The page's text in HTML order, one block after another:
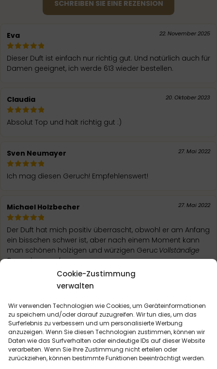
Cookie-Zustimmung
verwalten
Wir verwenden Technologien wie Cookies, um Geräteinformationen
zu speichern und/oder darauf zuzugreifen. Wir tun dies, um das
Surferlebnis zu verbessern und um personalisierte Werbung
anzuzeigen. Wenn Sie diesen Technologien zustimmen, können wir
Daten wie das Surfverhalten oder eindeutige IDs auf dieser Website
verarbeiten. Wenn Sie Ihre Zustimmung nicht erteilen oder
zurückziehen, können bestimmte Funktionen beeinträchtigt werden.
SCHREIBEN SIE EINE REZENSION
Eva 22. November 2025
Dieser Duft ist einfach nur richtig gut. Und natürlich auch für
Damen geeignet, ich werde 613 wieder bestellen.
Claudia 20. Oktober 2023
Absolut Top und hält richtig gut :)
Sven Neumayer 27. Mai 2022
Ich mag diesen Geruch! Empfehlenswert!
Michael Holzbecher 27. Mai 2022
Der Duft hat mich positiv überrascht, obwohl er am Anfang
ein bisschen schwer ist, aber nach einem Moment kann
man schönen holzigen und würzigen Geruc Vollständige
Rezension ansehen
WEITERE BEWERTUNGEN LADEN
DU KÖNNTESTINTERESSIERT SEIN